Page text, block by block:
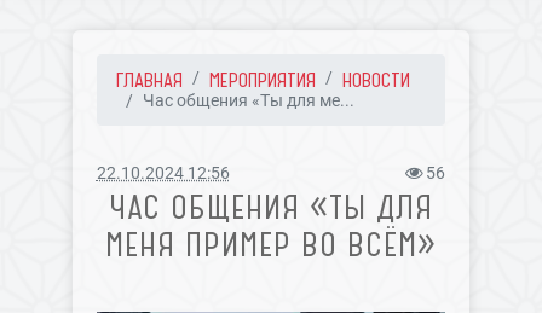
ГЛАВНАЯ МЕРОПРИЯТИЯ НОВОСТИ
Час общения «Ты для ме...
22.10.2024 12:56 56
ЧАС ОБЩЕНИЯ «ТЫ ДЛЯ
МЕНЯ ПРИМЕР ВО ВСЁМ»